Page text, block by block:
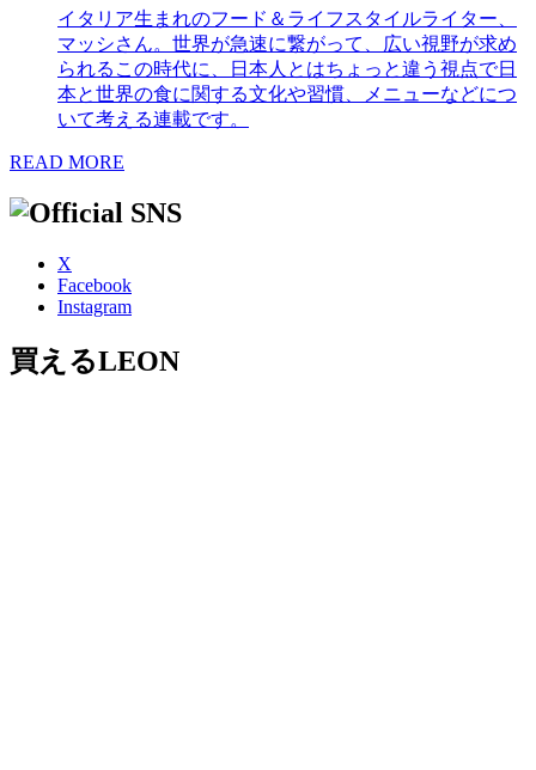
イタリア生まれのフード＆ライフスタイルライター、
マッシさん。世界が急速に繋がって、広い視野が求め
られるこの時代に、日本人とはちょっと違う視点で日
本と世界の食に関する文化や習慣、メニューなどにつ
いて考える連載です。
READ MORE
X
Facebook
Instagram
買えるLEON